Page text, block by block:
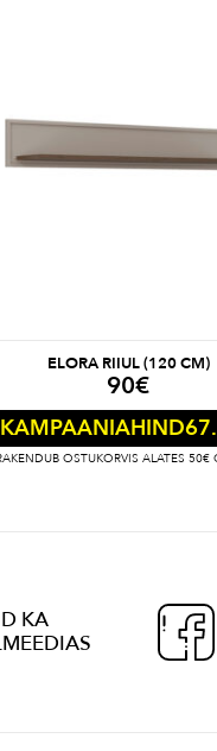
ELORA RIIUL (120 CM)
90€
KAMPAANIAHIND
OSTUKORVIS ALATES 50€
KA